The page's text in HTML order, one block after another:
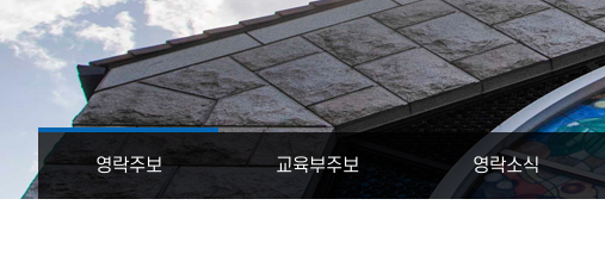
영락주보 교육부주보 영락소식